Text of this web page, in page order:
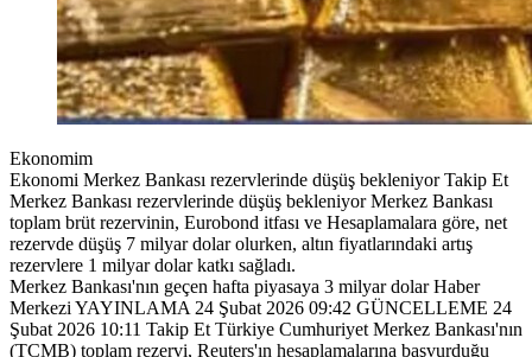
Ekonomim
Ekonomi Merkez Bankası rezervlerinde düşüş bekleniyor Takip Et
Merkez Bankası rezervlerinde düşüş bekleniyor Merkez Bankası
toplam brüt rezervinin, Eurobond itfası ve Hesaplamalara göre, net
rezervde düşüş 7 milyar dolar olurken, altın fiyatlarındaki artış
rezervlere 1 milyar dolar katkı sağladı.
Merkez Bankası'nın geçen hafta piyasaya 3 milyar dolar Haber
Merkezi YAYINLAMA 24 Şubat 2026 09:42 GÜNCELLEME 24
Şubat 2026 10:11 Takip Et Türkiye Cumhuriyet Merkez Bankası'nın
(TCMB) toplam rezervi, Reuters'ın hesaplamalarına başvurduğu